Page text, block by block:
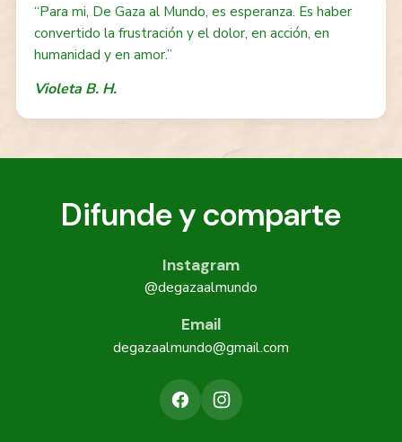
“Para mi, De Gaza al Mundo, es esperanza. Es haber
convertido la frustración y el dolor, en acción, en
humanidad y en amor.”
Violeta B. H.
Difunde y comparte
Instagram
@degazaalmundo
Email
degazaalmundo@gmail.com